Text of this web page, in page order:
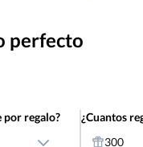
perfecto
por regalo?
¿Cuantos
300